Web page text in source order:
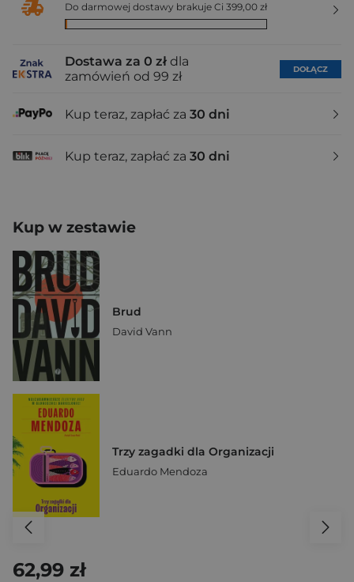
Do darmowej dostawy brakuje Ci 399,00 zł
Dostawa za 0 zł dla
zamówień od 99 zł
DOŁĄCZ
Kup teraz, zapłać za 30 dni
Kup teraz, zapłać za 30 dni
Kup w zestawie
Brud
David Vann
Trzy zagadki dla Organizacji
Eduardo Mendoza
62,99 zł